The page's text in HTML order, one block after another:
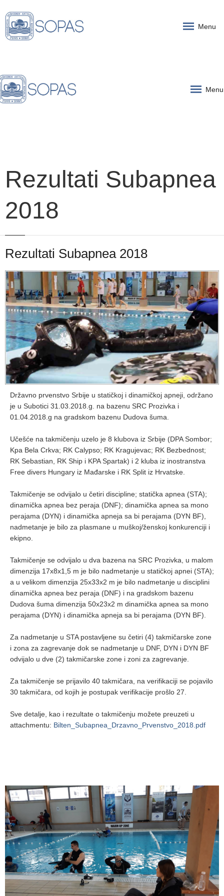
Menu
Menu
Rezultati Subapnea
2018
Rezultati Subapnea 2018
Državno prvenstvo Srbije u statičkoj i dinamičkoj apneji, održano
je u Subotici 31.03.2018.g. na bazenu SRC Prozivka i
01.04.2018.g na gradskom bazenu Dudova šuma.
Učešće na takmičenju uzelo je 8 klubova iz Srbije (DPA Sombor;
Kpa Bela Crkva; RK Calypso; RK Kragujevac; RK Bezbednost;
RK Sebastian, RK Ship i KPA Spartak) i 2 kluba iz inostranstva
Free divers Hungary iz Mađarske i RK Split iz Hrvatske.
Takmičenje se odvijalo u četiri discipline; statička apnea (STA);
dinamička apnea bez peraja (DNF); dinamička apnea sa mono
perajama (DYN) i dinamička apneja sa bi perajama (DYN BF),
nadmetanje je bilo za plasmane u muškoj/ženskoj konkurenciji i
ekipno.
Takmičenje se odvijalo u dva bazena na SRC Prozivka, u malom
dimenzija 17x8x1,5 m je bilo nadmetanje u statičkoj apnei (STA);
a u velikom dimenzija 25x33x2 m je bilo nadmetanje u disciplini
dinamička apnea bez peraja (DNF) i na gradskom bazenu
Dudova šuma dimenzija 50x23x2 m dinamička apnea sa mono
perajama (DYN) i dinamička apneja sa bi perajama (DYN BF).
Za nadmetanje u STA postavljene su četiri (4) takmičarske zone
i zona za zagrevanje dok se nadmetanje u DNF, DYN i DYN BF
odvijalo u dve (2) takmičarske zone i zoni za zagrevanje.
Za takmičenje se prijavilo 40 takmičara, na verifikaciji se pojavilo
30 takmičara, od kojih je postupak verifikacije prošlo 27.
Sve detalje, kao i rezultate o takmičenju možete preuzeti u
attachmentu: Bilten_Subapnea_Drzavno_Prvenstvo_2018.pdf